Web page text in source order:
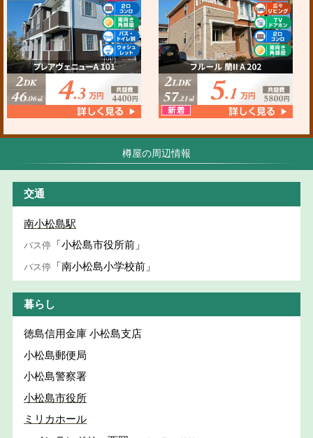
樽屋の周辺情報
交通
南小松島駅
バス停 「小松島市役所前」
バス停 「南小松島小学校前」
暮らし
徳島信用金庫 小松島支店
小松島郵便局
小松島警察署
小松島市役所
ミリカホール